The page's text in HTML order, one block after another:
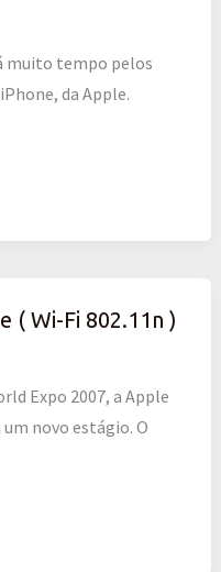
muito tempo pelos
da Apple.
( Wi-Fi 802.11n )
Expo 2007, a Apple
novo estágio. O